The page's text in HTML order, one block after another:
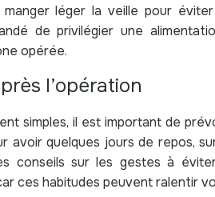
léger la veille pour
de privilégier une
opérée.
l’opération
simples, il est important de
avoir quelques jours de repos,
conseils sur les gestes à
ces habitudes peuvent ralentir